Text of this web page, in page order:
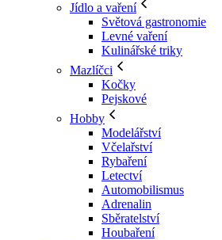
Jídlo a vaření
Světová gastronomie
Levné vaření
Kulinářské triky
Mazlíčci
Kočky
Pejskové
Hobby
Modelářství
Včelařství
Rybaření
Letectví
Automobilismus
Adrenalin
Sběratelství
Houbaření